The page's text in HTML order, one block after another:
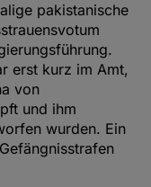
pakistanische
erst kurz im Amt,
von
und ihm
wurden. Ein